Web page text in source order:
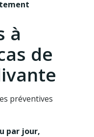
à
de
préventives
par jour,